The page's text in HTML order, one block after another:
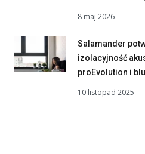
8 maj 2026
Salamander
izolacyjność
proEvolution i
10 listopad 2025